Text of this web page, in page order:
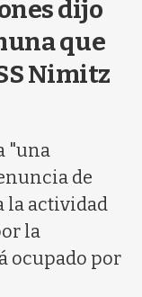
dijo
que
Nimitz
"una
de
la actividad
la
ocupado por